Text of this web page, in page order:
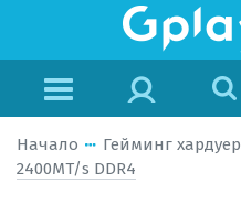
Начало Гейминг хардуер
2400MT/s DDR4